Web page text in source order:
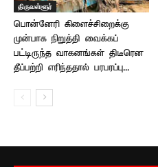
திருவள்ளூர்
பொன்னேரி கிளைச்சிறைக்கு
முன்பாக நிறுத்தி வைக்கப்
பட்டிருந்த வாகனங்கள் திடீரென
தீப்பற்றி எரிந்ததால் பரபரப்பு...